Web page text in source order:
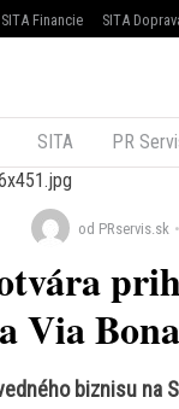
SITA Financie SITA
SITA PR
od PRservis.sk
Via
biznisu na